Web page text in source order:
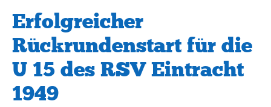
Erfolgreicher
Rückrundenstart für die
U 15 des RSV Eintracht
1949